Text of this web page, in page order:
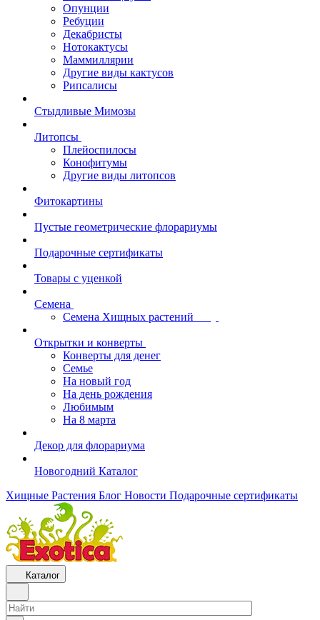
Опунции
Ребуции
Декабристы
Нотокактусы
Маммиллярии
Другие виды кактусов
Рипсалисы
Стыдливые Мимозы
Литопсы
Плейоспилосы
Конофитумы
Другие виды литопсов
Фитокартины
Пустые геометрические флорариумы
Подарочные сертификаты
Товары с уценкой
Семена
Семена Хищных растений
Открытки и конверты
Конверты для денег
Семье
На новый год
На день рождения
Любимым
На 8 марта
Декор для флорариума
Новогодний Каталог
Хищные Растения Блог Новости Подарочные сертификаты
Каталог